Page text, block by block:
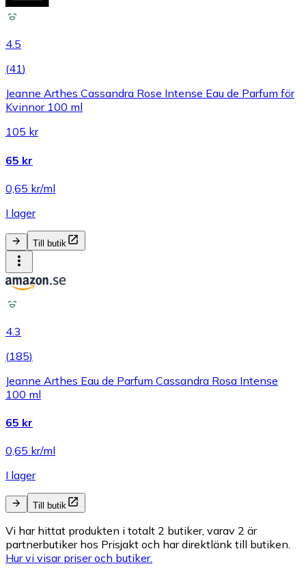
4.5
(41)
Jeanne Arthes Cassandra Rose Intense Eau de Parfum för
Kvinnor 100 ml
105 kr
65 kr
0,65 kr/ml
I lager
Till butik
4.3
(185)
Jeanne Arthes Eau de Parfum Cassandra Rosa Intense
100 ml
65 kr
0,65 kr/ml
I lager
Till butik
Vi har hittat produkten i totalt 2 butiker, varav 2 är
partnerbutiker hos Prisjakt och har direktlänk till butiken.
Hur vi visar priser och butiker.